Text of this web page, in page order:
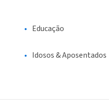
Educação
Idosos & Aposentados